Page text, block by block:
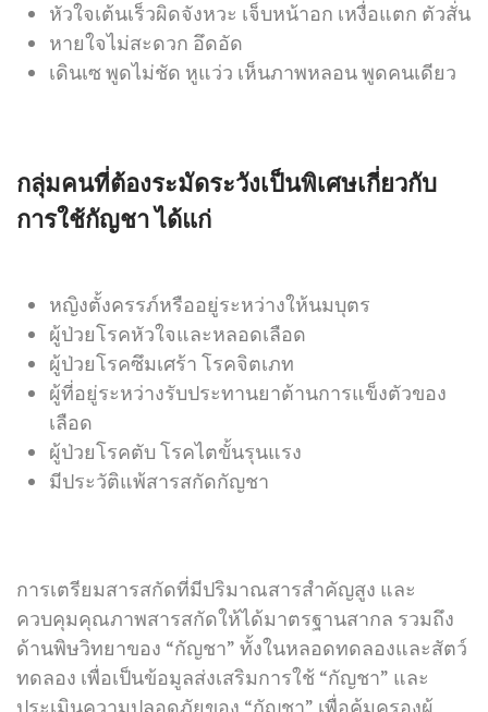
หัวใจเต้นเร็วผิดจังหวะ เจ็บหน้าอก เหงื่อแตก ตัวสั่น
หายใจไม่สะดวก อึดอัด
เดินเซ พูดไม่ชัด หูแว่ว เห็นภาพหลอน พูดคนเดียว
กลุ่มคนที่ต้องระมัดระวังเป็นพิเศษเกี่ยวกับ
การใช้กัญชา ได้แก่
หญิงตั้งครรภ์หรืออยู่ระหว่างให้นมบุตร
ผู้ป่วยโรคหัวใจและหลอดเลือด
ผู้ป่วยโรคซึมเศร้า โรคจิตเภท
ผู้ที่อยู่ระหว่างรับประทานยาต้านการแข็งตัวของ
เลือด
ผู้ป่วยโรคตับ โรคไตขั้นรุนแรง
มีประวัติแพ้สารสกัดกัญชา
การเตรียมสารสกัดที่มีปริมาณสารสำคัญสูง และ
ควบคุมคุณภาพสารสกัดให้ได้มาตรฐานสากล รวมถึง
ด้านพิษวิทยาของ “กัญชา” ทั้งในหลอดทดลองและสัตว์
ทดลอง เพื่อเป็นข้อมูลส่งเสริมการใช้ “กัญชา” และ
ประเมินความปลอดภัยของ “กัญชา” เพื่อคุ้มครองผู้